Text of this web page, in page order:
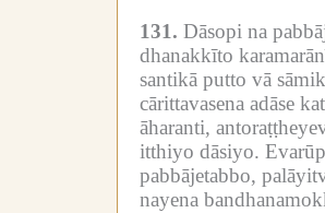
131. Dāsopi na
dhanakkīto
santikā putto vā
cārittavasena adāse
āharanti,
itthiyo dāsiyo.
pabbājetabbo,
nayena